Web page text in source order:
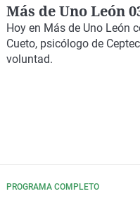
Más de Uno León
Hoy en Más de Uno León
Cueto, psicólogo de
voluntad.
PROGRAMA COMPLETO